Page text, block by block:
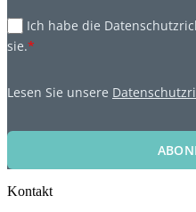
Ich habe die
sie.*
Lesen Sie unsere
Kontakt